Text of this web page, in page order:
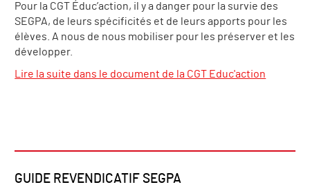
Pour la CGT Éduc’action, il y a danger pour la survie des
SEGPA, de leurs spécificités et de leurs apports pour les
élèves. A nous de nous mobiliser pour les préserver et les
développer.
Lire la suite dans le document de la CGT Educ'action
GUIDE REVENDICATIF SEGPA